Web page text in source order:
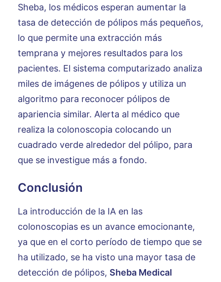
Sheba, los médicos esperan aumentar la
tasa de detección de pólipos más pequeños,
lo que permite una extracción más
temprana y mejores resultados para los
pacientes. El sistema computarizado analiza
miles de imágenes de pólipos y utiliza un
algoritmo para reconocer pólipos de
apariencia similar. Alerta al médico que
realiza la colonoscopia colocando un
cuadrado verde alrededor del pólipo, para
que se investigue más a fondo.
Conclusión
La introducción de la IA en las
colonoscopias es un avance emocionante,
ya que en el corto período de tiempo que se
ha utilizado, se ha visto una mayor tasa de
detección de pólipos, Sheba Medical